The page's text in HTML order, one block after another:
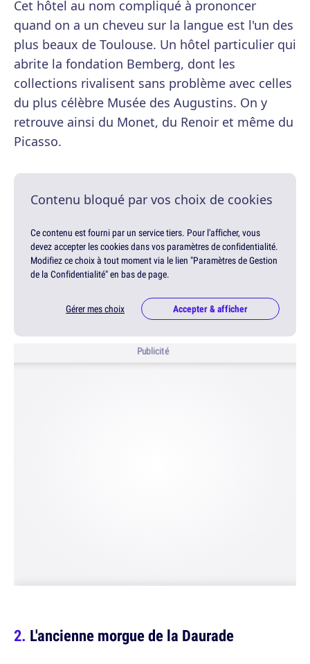
Cet hôtel au nom compliqué à prononcer
quand on a un cheveu sur la langue est l'un des
plus beaux de Toulouse. Un hôtel particulier qui
abrite la fondation Bemberg, dont les
collections rivalisent sans problème avec celles
du plus célèbre Musée des Augustins. On y
retrouve ainsi du Monet, du Renoir et même du
Picasso.
Contenu bloqué par vos choix de cookies
Ce contenu est fourni par un service tiers. Pour l'afficher, vous
devez accepter les cookies dans vos paramètres de confidentialité.
Modifiez ce choix à tout moment via le lien "Paramètres de Gestion
de la Confidentialité" en bas de page.
Gérer mes choix Accepter & afficher
Publicité
L'ancienne morgue de la Daurade